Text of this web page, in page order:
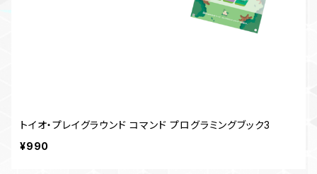
トイオ・プレイグラウンド コマンド プログラミングブック3
¥990